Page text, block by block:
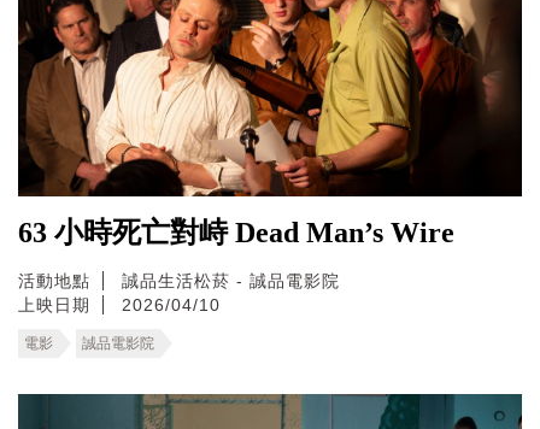
63 小時死亡對峙 Dead Man’s Wire
活動地點
誠品生活松菸 - 誠品電影院
上映日期
2026/04/10
電影 誠品電影院